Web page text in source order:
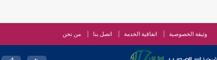
وثيقة الخصوصية اتفاقية الخدمة اتصل بنا من نحن